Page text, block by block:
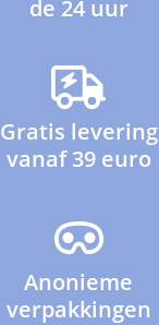
de 24 uur
Gratis levering
vanaf 39 euro
Anonieme
verpakkingen